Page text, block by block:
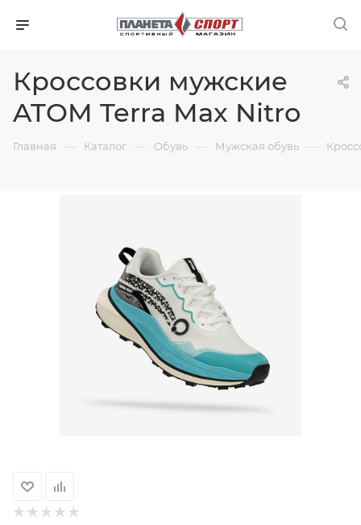
Кроссовки мужские
ATOM Terra Max Nitro
Главная — Каталог — Обувь — Мужская обувь —